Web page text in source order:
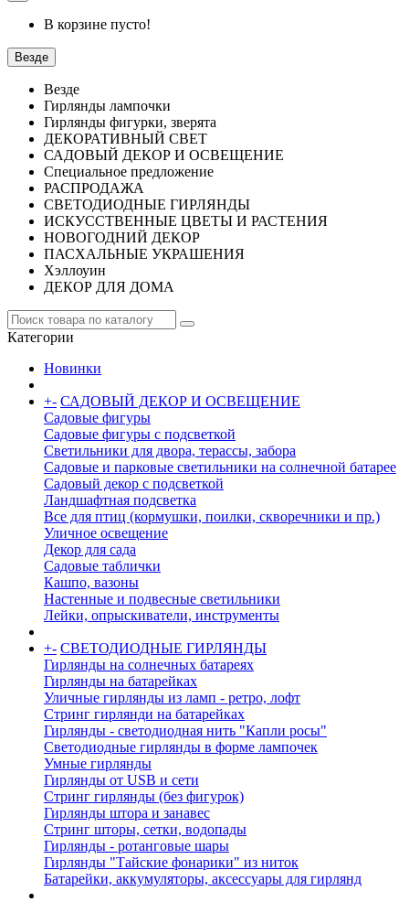
В корзине пусто!
Везде
Везде
Гирлянды лампочки
Гирлянды фигурки, зверята
ДЕКОРАТИВНЫЙ СВЕТ
САДОВЫЙ ДЕКОР И ОСВЕЩЕНИЕ
Специальное предложение
РАСПРОДАЖА
СВЕТОДИОДНЫЕ ГИРЛЯНДЫ
ИСКУССТВЕННЫЕ ЦВЕТЫ И РАСТЕНИЯ
НОВОГОДНИЙ ДЕКОР
ПАСХАЛЬНЫЕ УКРАШЕНИЯ
Хэллоуин
ДЕКОР ДЛЯ ДОМА
Категории
Новинки
+- САДОВЫЙ ДЕКОР И ОСВЕЩЕНИЕ
Садовые фигуры
Садовые фигуры с подсветкой
Светильники для двора, терассы, забора
Садовые и парковые светильники на солнечной батарее
Садовый декор с подсветкой
Ландшафтная подсветка
Все для птиц (кормушки, поилки, скворечники и пр.)
Уличное освещение
Декор для сада
Садовые таблички
Кашпо, вазоны
Настенные и подвесные светильники
Лейки, опрыскиватели, инструменты
+- СВЕТОДИОДНЫЕ ГИРЛЯНДЫ
Гирлянды на солнечных батареях
Гирлянды на батарейках
Уличные гирлянды из ламп - ретро, лофт
Стринг гирлянди на батарейках
Гирлянды - светодиодная нить "Капли росы"
Светодиодные гирлянды в форме лампочек
Умные гирлянды
Гирлянды от USB и сети
Стринг гирлянды (без фигурок)
Гирлянды штора и занавес
Стринг шторы, сетки, водопады
Гирлянды - ротанговые шары
Гирлянды "Тайские фонарики" из ниток
Батарейки, аккумуляторы, аксессуары для гирлянд